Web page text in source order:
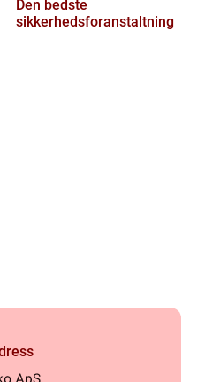
Den bedste
sikkerhedsforanstaltning